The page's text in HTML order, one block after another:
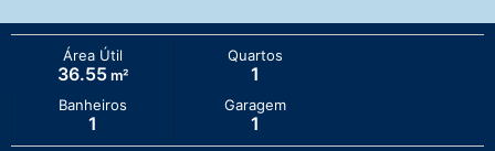
Área Útil
36.55m²
Quartos
1
Banheiros
1
Garagem
1